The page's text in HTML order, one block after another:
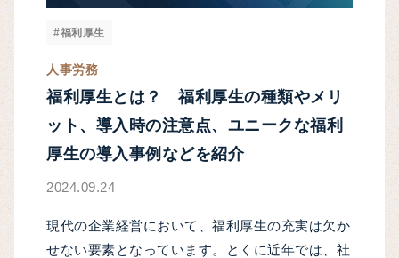
#福利厚生
人事労務
福利厚生とは？ 福利厚生の種類やメリ
ット、導入時の注意点、ユニークな福利
厚生の導入事例などを紹介
2024.09.24
現代の企業経営において、福利厚生の充実は欠か
せない要素となっています。とくに近年では、社